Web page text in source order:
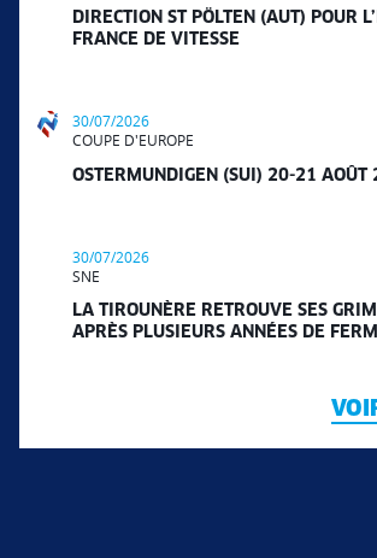
DIRECTION ST PÖLTEN (AUT) POUR
FRANCE DE VITESSE
30/07/2026
COUPE D'EUROPE
OSTERMUNDIGEN (SUI) 20-21 AOÛT
30/07/2026
SNE
LA TIROUNÈRE RETROUVE SES
APRÈS PLUSIEURS ANNÉES DE